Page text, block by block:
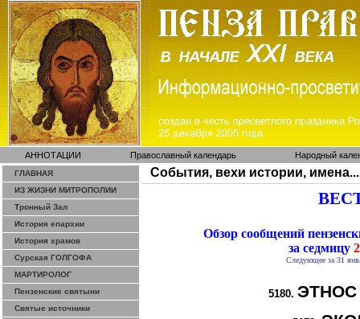
АННОТАЦИИ Православный календарь Народный
ГЛАВНАЯ
ИЗ ЖИЗНИ МИТРОПОЛИИ
Тронный Зал
История епархии
История храмов
Сурская ГОЛГОФА
МАРТИРОЛОГ
Пензенские святыни
Святые источники
События, вехи истории, имена...
Обзор сообщений
за седмицу
Следующее за 31
5180.